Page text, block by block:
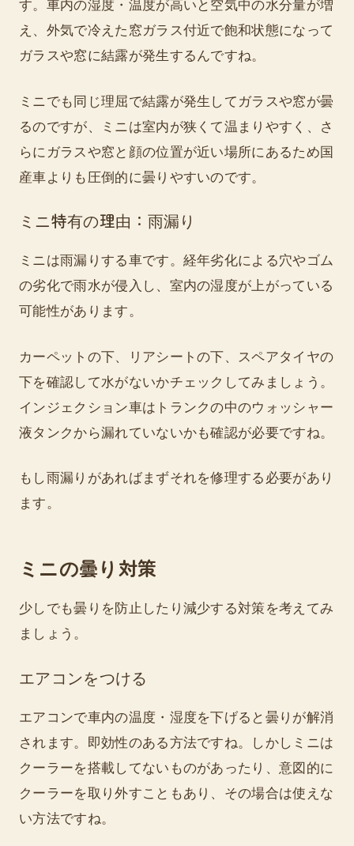
す。車内の湿度・温度が高いと空気中の水分量が増
え、外気で冷えた窓ガラス付近で飽和状態になって
ガラスや窓に結露が発生するんですね。
ミニでも同じ理屈で結露が発生してガラスや窓が曇
るのですが、ミニは室内が狭くて温まりやすく、さ
らにガラスや窓と顔の位置が近い場所にあるため国
産車よりも圧倒的に曇りやすいのです。
ミニ特有の理由：雨漏り
ミニは雨漏りする車です。経年劣化による穴やゴム
の劣化で雨水が侵入し、室内の湿度が上がっている
可能性があります。
カーペットの下、リアシートの下、スペアタイヤの
下を確認して水がないかチェックしてみましょう。
インジェクション車はトランクの中のウォッシャー
液タンクから漏れていないかも確認が必要ですね。
もし雨漏りがあればまずそれを修理する必要があり
ます。
ミニの曇り対策
少しでも曇りを防止したり減少する対策を考えてみ
ましょう。
エアコンをつける
エアコンで車内の温度・湿度を下げると曇りが解消
されます。即効性のある方法ですね。しかしミニは
クーラーを搭載してないものがあったり、意図的に
クーラーを取り外すこともあり、その場合は使えな
い方法ですね。